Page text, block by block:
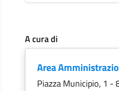
A cura di
Area
Piazza Municipio, 1 -